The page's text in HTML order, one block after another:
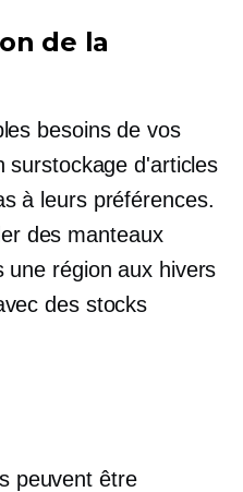
de la
besoins de vos
surstockage d'articles
à leurs préférences.
des manteaux
une région aux hivers
des stocks
peuvent être